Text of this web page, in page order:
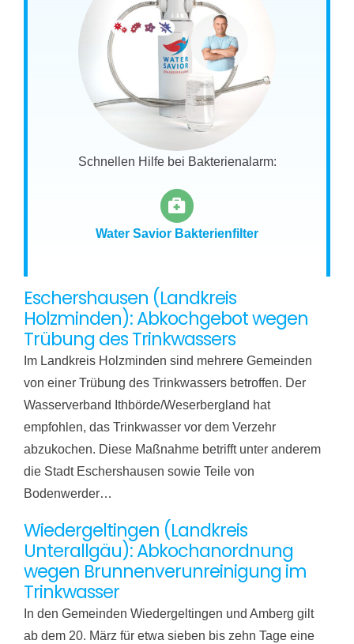
Schnellen Hilfe bei Bakterienalarm:
Water Savior Bakterienfilter
Eschershausen (Landkreis
Holzminden): Abkochgebot wegen
Trübung des Trinkwassers
Im Landkreis Holzminden sind mehrere Gemeinden
von einer Trübung des Trinkwassers betroffen. Der
Wasserverband Ithbörde/Weserbergland hat
empfohlen, das Trinkwasser vor dem Verzehr
abzukochen. Diese Maßnahme betrifft unter anderem
die Stadt Eschershausen sowie Teile von
Bodenwerder…
Wiedergeltingen (Landkreis
Unterallgäu): Abkochanordnung
wegen Brunnenverunreinigung im
Trinkwasser
In den Gemeinden Wiedergeltingen und Amberg gilt
ab dem 20. März für etwa sieben bis zehn Tage eine